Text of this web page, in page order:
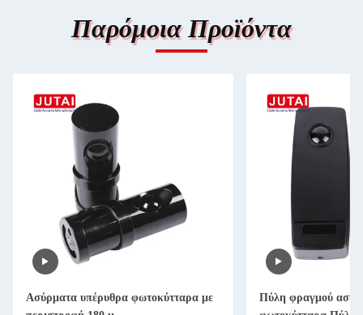
Παρόμοια Προϊόντα
Ασύρματα υπέρυθρα φωτοκύτταρα με
Πύλη φραγμού